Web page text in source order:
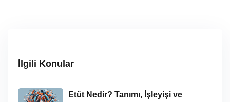
İlgili Konular
Etüt Nedir? Tanımı, İşleyişi ve